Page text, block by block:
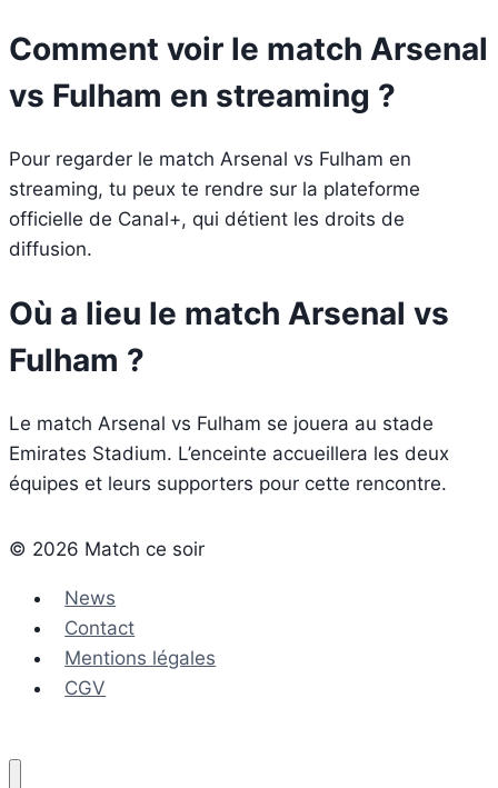
Comment voir le match Arsenal
vs Fulham en streaming ?
Pour regarder le match Arsenal vs Fulham en
streaming, tu peux te rendre sur la plateforme
officielle de Canal+, qui détient les droits de
diffusion.
Où a lieu le match Arsenal vs
Fulham ?
Le match Arsenal vs Fulham se jouera au stade
Emirates Stadium. L’enceinte accueillera les deux
équipes et leurs supporters pour cette rencontre.
© 2026 Match ce soir
News
Contact
Mentions légales
CGV